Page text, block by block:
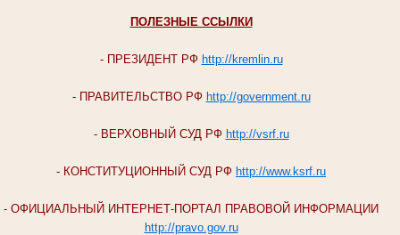
ПОЛЕЗНЫЕ ССЫЛКИ
- ПРЕЗИДЕНТ РФ http://kremlin.ru
- ПРАВИТЕЛЬСТВО РФ http://government.ru
- ВЕРХОВНЫЙ СУД РФ http://vsrf.ru
- КОНСТИТУЦИОННЫЙ СУД РФ http://www.ksrf.ru
- ОФИЦИАЛЬНЫЙ ИНТЕРНЕТ-ПОРТАЛ ПРАВОВОЙ ИНФОРМАЦИИ
http://pravo.gov.ru